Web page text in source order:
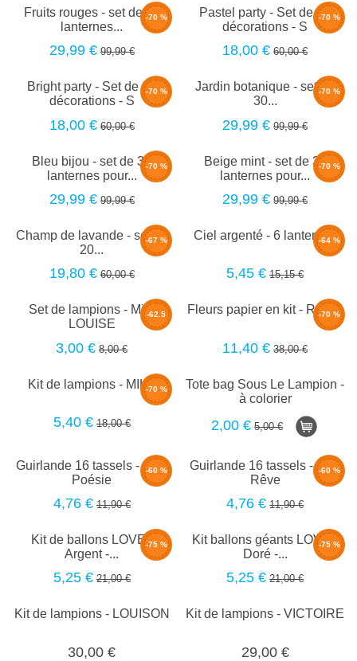
-70 %
Fruits rouges - set de 30
lanternes...
29,99 € 99,99 €
-70 %
Pastel party - Set de 20
décorations - S
18,00 € 60,00 €
-70 %
Bright party - Set de 20
décorations - S
18,00 € 60,00 €
-70 %
Jardin botanique - set de
30...
29,99 € 99,99 €
-70 %
Bleu bijou - set de 30
lanternes pour...
29,99 € 99,99 €
-70 %
Beige mint - set de 30
lanternes pour...
29,99 € 99,99 €
-67 %
Champ de lavande - set de
20...
19,80 € 60,00 €
-64 %
Ciel argenté - 6 lanternes
5,45 € 15,15 €
-62.5
Set de lampions - Mini
LOUISE
3,00 € 8,00 €
-70 %
Fleurs papier en kit - ROSE
11,40 € 38,00 €
-70 %
Kit de lampions - MILA
5,40 € 18,00 €
Tote bag Sous Le Lampion -
à colorier
2,00 € 5,00 €
-60 %
Guirlande 16 tassels - 4m -
Poésie
4,76 € 11,90 €
-60 %
Guirlande 16 tassels - 4m -
Rêve
4,76 € 11,90 €
-75 %
Kit de ballons LOVE -
Argent -...
5,25 € 21,00 €
-75 %
Kit ballons géants LOVE -
Doré -...
5,25 € 21,00 €
Kit de lampions - LOUISON
30,00 €
Kit de lampions - VICTOIRE
29,00 €